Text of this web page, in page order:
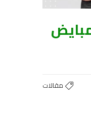
مقالات